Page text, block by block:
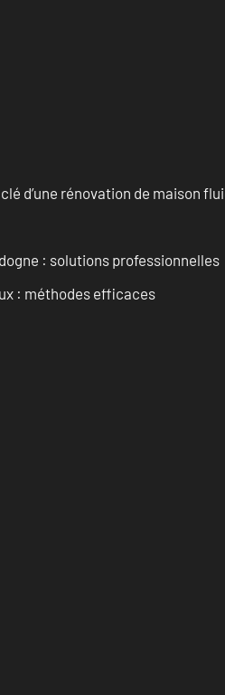
d’une rénovation de maison
: solutions professionnelles
: méthodes efficaces